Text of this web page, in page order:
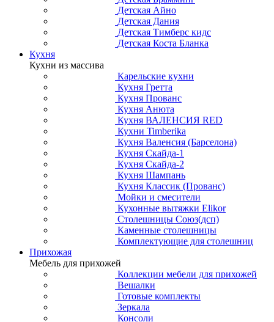
Детская Айно
Детская Дания
Детская Тимберс кидс
Детская Коста Бланка
Кухня
Кухни из массива
Карельские кухни
Кухня Гретта
Кухня Прованс
Кухня Анюта
Кухня ВАЛЕНСИЯ RED
Кухни Timberika
Кухня Валенсия (Барселона)
Кухня Скайда-1
Кухня Скайда-2
Кухня Шампань
Кухня Классик (Прованс)
Мойки и смесители
Кухонные вытяжки Elikor
Столешницы Союз(дсп)
Каменные столешницы
Комплектующие для столешниц
Прихожая
Мебель для прихожей
Коллекции мебели для прихожей
Вешалки
Готовые комплекты
Зеркала
Консоли